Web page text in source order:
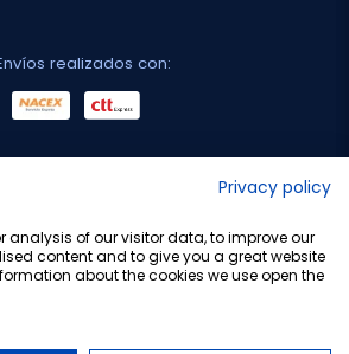
realizados con:
Privacy policy
analysis of our visitor data, to improve our
content and to give you a great website
about the cookies we use open the